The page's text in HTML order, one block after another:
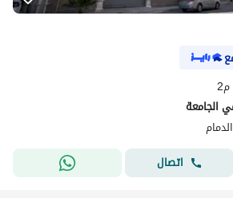
اتصال